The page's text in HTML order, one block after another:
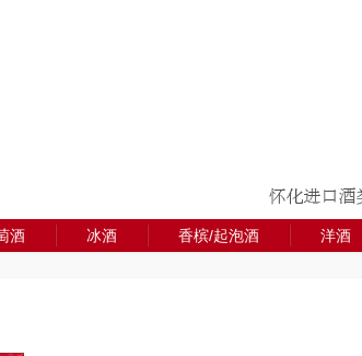
酒 冰酒 香槟/起泡酒 洋酒